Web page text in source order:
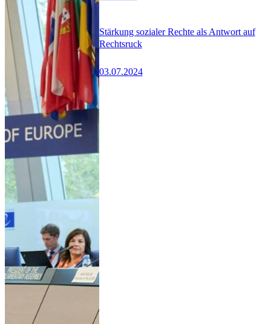
Stärkung sozialer Rechte als Antwort auf
Rechtsruck
03.07.2024